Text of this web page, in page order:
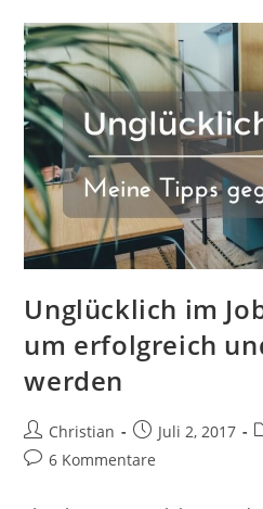
Und
Tricks,
Fehler
Und
Wie
Es
Funktioniert
Unglücklich im
um erfolgreich
werden
Beitrags-
Autor:
Christian
Beitrag
veröffentlicht:
Juli 2, 2017
Beitrags-
6 Kommentare